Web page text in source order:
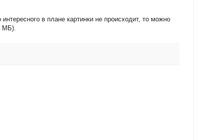
в плане картинки не происходит, то можно
МБ).